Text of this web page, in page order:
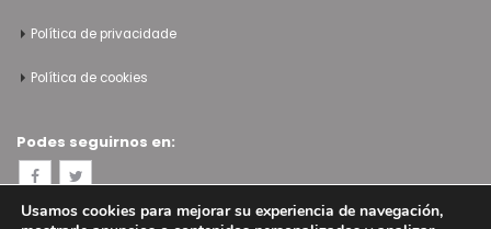
Política de privacidade
Política de cookies
Podes seguirnos en:
Usamos cookies para mejorar su experiencia de navegación,